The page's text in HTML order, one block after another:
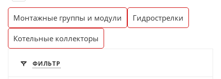
Монтажные группы и модули Гидрострелки
Котельные коллекторы
ФИЛЬТР